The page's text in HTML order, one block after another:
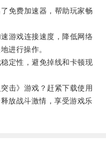
费加速器，帮助玩家畅
戏连接速度，降低网络
进行操作。
定性，避免掉线和卡顿现
》游戏？赶紧下载使用
放战斗激情，享受游戏乐